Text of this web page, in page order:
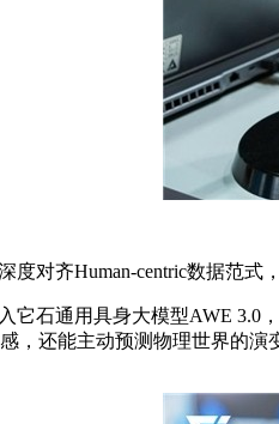
度对齐Human-centric数据范
它石通用具身大模型AWE 3.0
，还能主动预测物理世界的